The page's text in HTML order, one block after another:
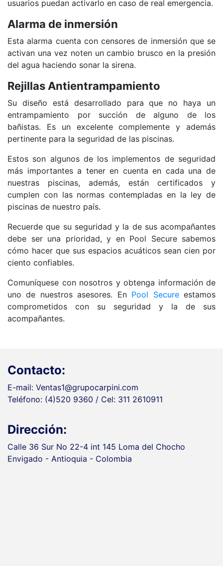
usuarios puedan activarlo en caso de real emergencia.
Alarma de inmersión
Esta alarma cuenta con censores de inmersión que se
activan una vez noten un cambio brusco en la presión
del agua haciendo sonar la sirena.
Rejillas Antientrampamiento
Su diseño está desarrollado para que no haya un
entrampamiento por succión de alguno de los
bañistas. Es un excelente complemente y además
pertinente para la seguridad de las piscinas.
Estos son algunos de los implementos de seguridad
más importantes a tener en cuenta en cada una de
nuestras piscinas, además, están certificados y
cumplen con las normas contempladas en la ley de
piscinas de nuestro país.
Recuerde que su seguridad y la de sus acompañantes
debe ser una prioridad, y en Pool Secure sabemos
cómo hacer que sus espacios acuáticos sean cien por
ciento confiables.
Comuníquese con nosotros y obtenga información de
uno de nuestros asesores. En Pool Secureestamos
comprometidos con su seguridad y la de sus
acompañantes.
Contacto:
E-mail: Ventas1@grupocarpini.com
Teléfono: (4)520 9360 / Cel: 311 2610911
Dirección:
Calle 36 Sur No 22-4 int 145 Loma del Chocho
Envigado - Antioquia - Colombia